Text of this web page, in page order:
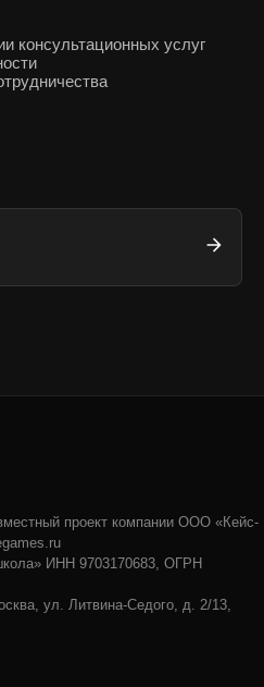
консультационных услуг
проект компании ООО «Кейс-
ИНН 9703170683, ОГРН
ул. Литвина-Седого, д. 2/13,